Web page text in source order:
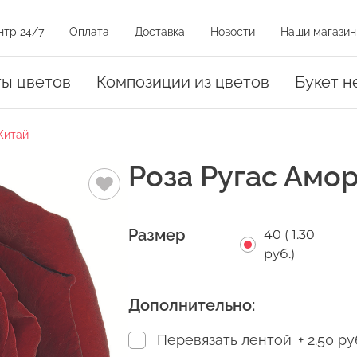
24/7 Оплата Доставка Новости Наши
цветов Композиции из цветов Букет
Роза Ругас
Размер 40 ( 1.30
руб.)
Дополнительно:
Перевязать лентой + 2.50
на карте
на магазин на карте или нажать на адрес в списке